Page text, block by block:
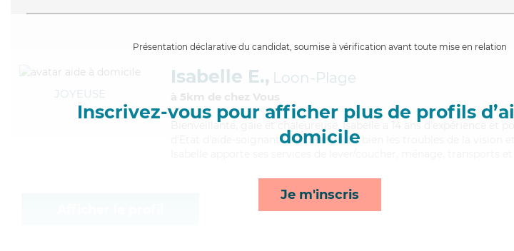
Présentation déclarative du candidat, soumise à vérification avant toute mise en relation
Inscrivez-vous pour afficher plus de profils
domicile
Je m'inscris
JOYEUSE
Isabelle E., Loon-Plage
à 5km de chez Vous
Bienveillante
, gaie et chaleureuse, Isabelle a 14 ans d'expérience et
d'Etat d'aide-soignant (AS). Maitrisant bien les troubles de la vision et